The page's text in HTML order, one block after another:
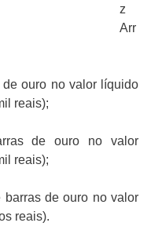
z
Arr
ouro no valor líquido
reais);
de ouro no valor
reais);
barras de ouro no valor
reais).